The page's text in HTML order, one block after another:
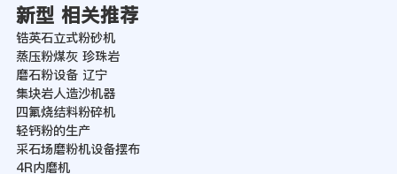
新型 相关推荐
锆英石立式粉砂机
蒸压粉煤灰 珍珠岩
磨石粉设备 辽宁
集块岩人造沙机器
四氟烧结料粉碎机
轻钙粉的生产
采石场磨粉机设备摆布
4R内磨机